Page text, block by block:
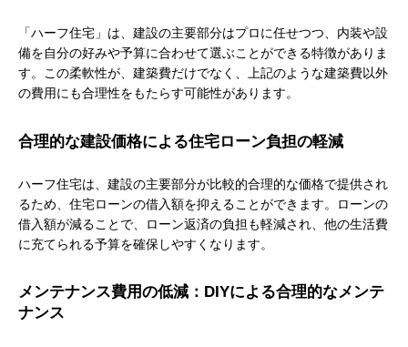
「ハーフ住宅」は、建設の主要部分はプロに任せつつ、内装や設
備を自分の好みや予算に合わせて選ぶことができる特徴がありま
す。この柔軟性が、建築費だけでなく、上記のような建築費以外
の費用にも合理性をもたらす可能性があります。
合理的な建設価格による住宅ローン負担の軽減
ハーフ住宅は、建設の主要部分が比較的合理的な価格で提供され
るため、住宅ローンの借入額を抑えることができます。ローンの
借入額が減ることで、ローン返済の負担も軽減され、他の生活費
に充てられる予算を確保しやすくなります。
メンテナンス費用の低減：DIYによる合理的なメンテ
ナンス